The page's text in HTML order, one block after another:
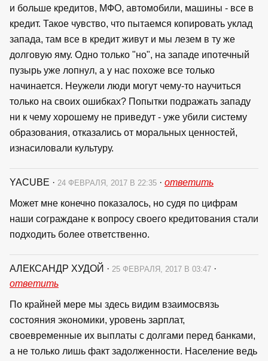
и больше кредитов, МФО, автомобили, машины - все в
кредит. Такое чувство, что пытаемся копировать уклад
запада, там все в кредит живут и мы лезем в ту же
долговую яму. Одно только "но", на западе ипотечный
пузырь уже лопнул, а у нас похоже все только
начинается. Неужели люди могут чему-то научиться
только на своих ошибках? Попытки подражать западу
ни к чему хорошему не приведут - уже убили систему
образования, отказались от моральных ценностей,
изнасиловали культуру.
YACUBE · 24 ФЕВРАЛЯ, 2017 В 22:35 · ответить
Может мне конечно показалось, но судя по цифрам
наши сограждане к вопросу своего кредитования стали
подходить более ответственно.
АЛЕКСАНДР ХУДОЙ · 25 ФЕВРАЛЯ, 2017 В 03:47 ·
ответить
По крайней мере мы здесь видим взаимосвязь
состояния экономики, уровень зарплат,
своевременные их выплаты с долгами перед банками,
а не только лишь факт задолженности. Население ведь